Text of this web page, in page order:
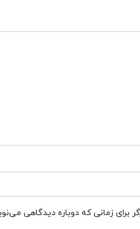
برای زمانی که دوباره دیدگاهی